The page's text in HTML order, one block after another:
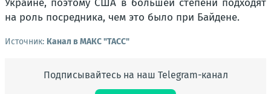
Украине, поэтому США в большей степени подходят
на роль посредника, чем это было при Байдене.
Источник: Канал в МАКС "ТАСС"
Подписывайтесь на наш Telegram-канал